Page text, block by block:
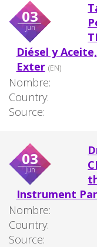
03
jun
Diésel y
Exter (EN)
Nombre:
Country:
Source:
03
jun
Instrument
Nombre:
Country:
Source: